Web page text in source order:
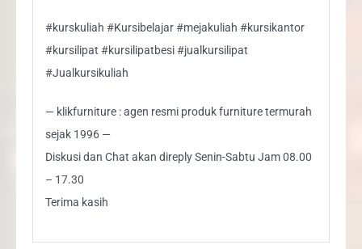
#kurskuliah #Kursibelajar #mejakuliah #kursikantor
#kursilipat #kursilipatbesi #jualkursilipat
#Jualkursikuliah
— klikfurniture : agen resmi produk furniture termurah
sejak 1996 —
Diskusi dan Chat akan direply Senin-Sabtu Jam 08.00
– 17.30
Terima kasih